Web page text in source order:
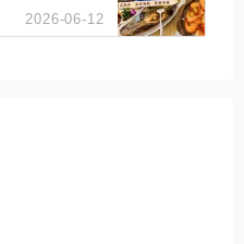
2026-06-12